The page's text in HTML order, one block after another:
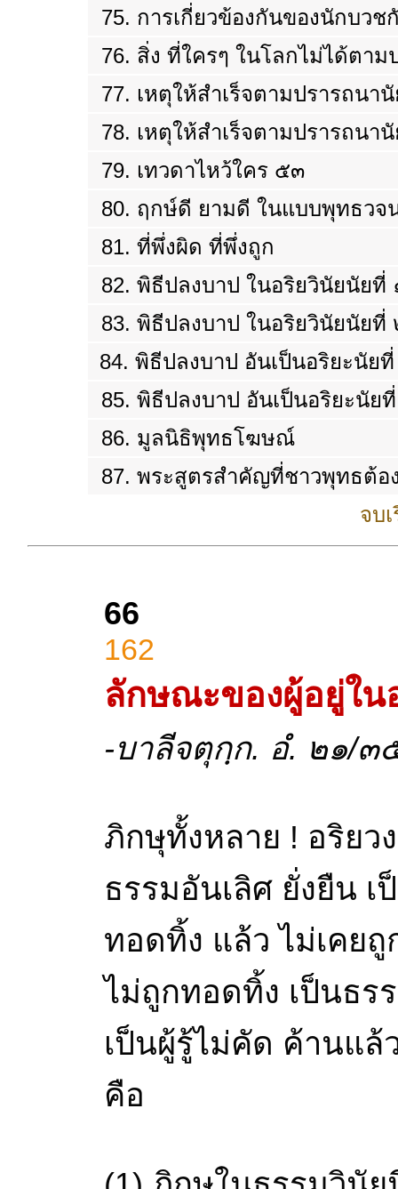
75. การเกี่ยวข้องกันของนักบว
76. สิ่ง ที่ใครๆ ในโลกไม่ได้ตาม
77. เหตุให้สำเร็จตามปรารถนา
78. เหตุให้สำเร็จตามปรารถนา
79. เทวดาไหว้ใคร ๕๓
80. ฤกษ์ดี ยามดี ในแบบพุทธวจ
81. ที่พึ่งผิด ที่พึ่งถูก
82. พิธีปลงบาป ในอริยวินัยนัยที่
83. พิธีปลงบาป ในอริยวินัยนัยที่
84. พิธีปลงบาป อันเป็นอริยะนัย
85. พิธีปลงบาป อันเป็นอริยะนัย
86. มูลนิธิพุทธโฆษณ์
87. พระสูตรสำคัญที่ชาวพุทธต้อ
จบ
66
162
ลักษณะของผู้อยู่ใน
-บาลีจตุกฺก. อํ. ๒๑/๓
ภิกษุทั้งหลาย ! อริยว
ธรรมอันเลิศ ยั่งยืน
ทอดทิ้ง แล้ว ไม่เคย
ไม่ถูกทอดทิ้ง เป็นธ
เป็นผู้รู้ไม่คัด ค้านแล้
คือ